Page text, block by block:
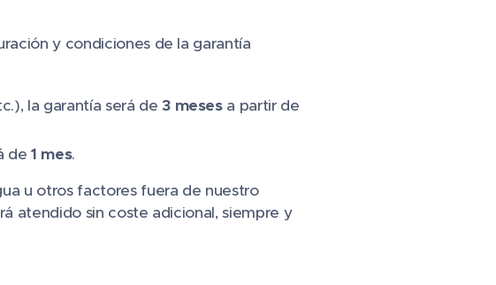
y condiciones de la garantía
la garantía será de3 mesesa partir de
de1 mes.
u otros factores fuera de nuestro
atendido sin coste adicional, siempre y